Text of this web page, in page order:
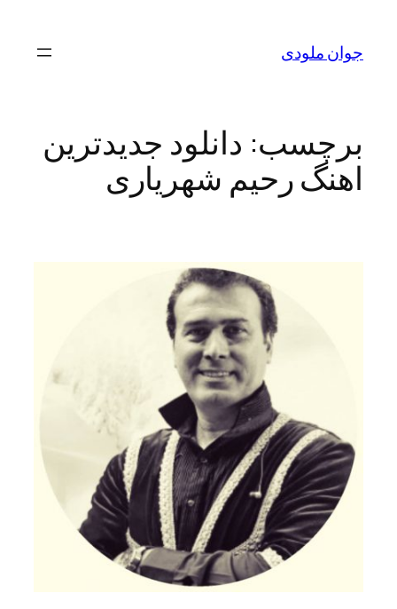
محتواجوان ملودی
برچسب: دانلود جدیدترین
اهنگ رحیم شهریاری